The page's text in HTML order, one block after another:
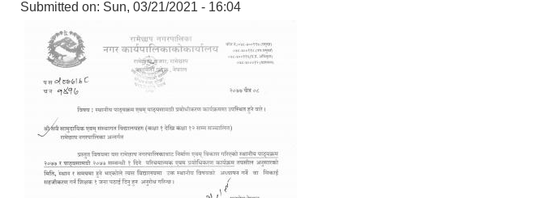
Submitted on: Sun, 03/21/2021 - 16:04